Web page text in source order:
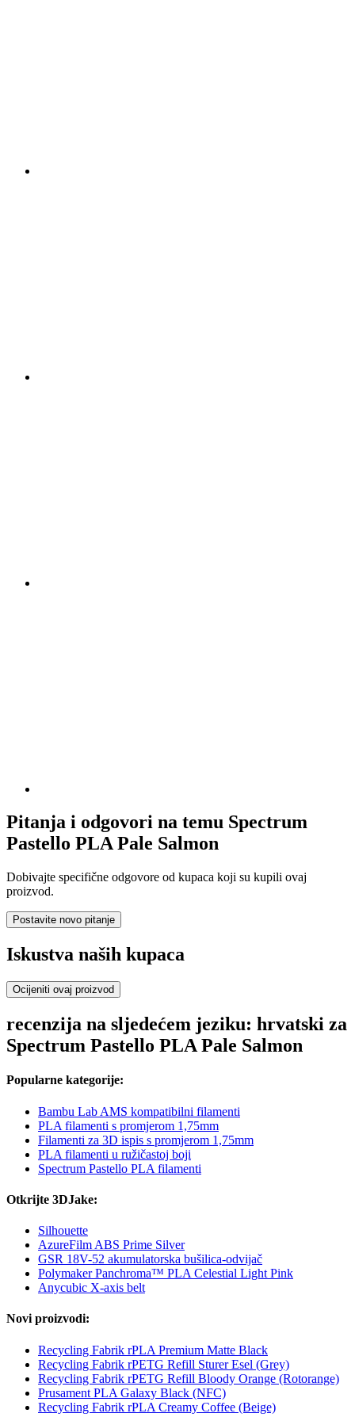
Pitanja i odgovori na temu Spectrum
Pastello PLA Pale Salmon
Dobivajte specifične odgovore od kupaca koji su kupili ovaj
proizvod.
Postavite novo pitanje
Iskustva naših kupaca
Ocijeniti ovaj proizvod
recenzija na sljedećem jeziku: hrvatski za
Spectrum Pastello PLA Pale Salmon
Popularne kategorije:
Bambu Lab AMS kompatibilni filamenti
PLA filamenti s promjerom 1,75mm
Filamenti za 3D ispis s promjerom 1,75mm
PLA filamenti u ružičastoj boji
Spectrum Pastello PLA filamenti
Otkrijte 3DJake:
Silhouette
AzureFilm ABS Prime Silver
GSR 18V-52 akumulatorska bušilica-odvijač
Polymaker Panchroma™ PLA Celestial Light Pink
Anycubic X-axis belt
Novi proizvodi:
Recycling Fabrik rPLA Premium Matte Black
Recycling Fabrik rPETG Refill Sturer Esel (Grey)
Recycling Fabrik rPETG Refill Bloody Orange (Rotorange)
Prusament PLA Galaxy Black (NFC)
Recycling Fabrik rPLA Creamy Coffee (Beige)